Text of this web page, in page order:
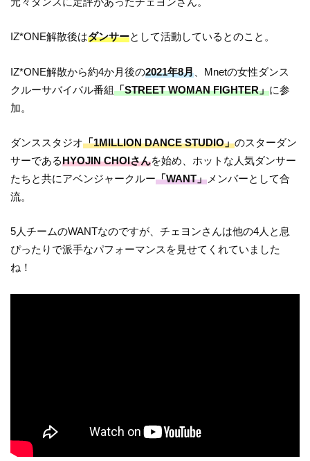
IZ*ONE解散後はダンサーとして活動しているとのこと。
IZ*ONE解散から約4か月後の2021年8月 、Mnetの女性ダンス
クルーサバイバル番組「STREET WOMAN FIGHTER」に参
加。
ダンススタジオ「1MILLION DANCE STUDIO」のスターダン
サーであるHYOJIN CHOIさんを始め、ホットな人気ダンサー
たちと共にアベンジャークルー「WANT」 メンバーとして合
流。
5人チームのWANTなのですが、チェヨンさんは他の4人と息
ぴったりで派手なパフォーマンスを見せてくれていました
ね！